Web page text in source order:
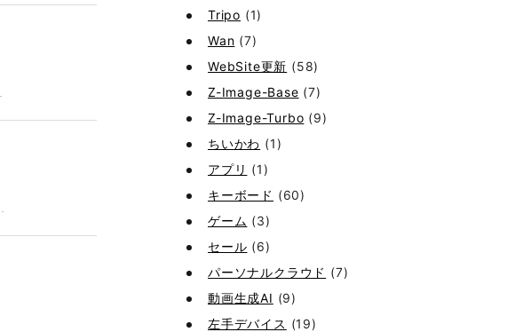
Tripo (1)
Wan (7)
WebSite更新 (58)
Z-Image-Base (7)
Z-Image-Turbo (9)
ちいかわ (1)
アプリ (1)
キーボード (60)
ゲーム (3)
セール (6)
パーソナルクラウド (7)
動画生成AI (9)
左手デバイス (19)